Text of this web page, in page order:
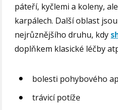
páteří, kyčlemi a koleny,
karpálech. Další oblast
nejrůznějšího druhu, kdy
doplňkem klasické léčby
bolesti pohybového
trávicí potíže